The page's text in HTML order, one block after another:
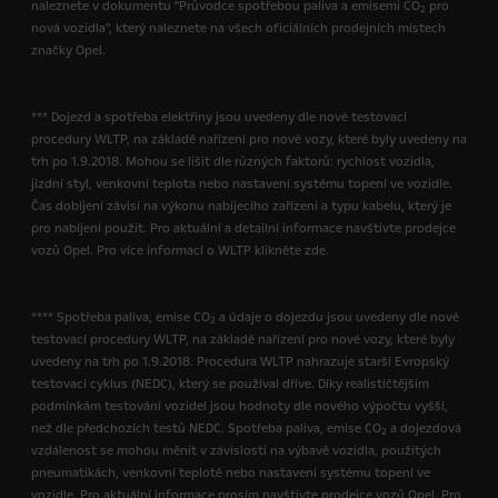
naleznete v dokumentu "Průvodce spotřebou paliva a emisemi CO2 pro
nová vozidla", který naleznete na všech oficiálních prodejních místech
značky Opel.
*** Dojezd a spotřeba elektřiny jsou uvedeny dle nové testovací
procedury WLTP, na základě nařízení pro nové vozy, které byly uvedeny na
trh po 1.9.2018. Mohou se lišit dle různých faktorů: rychlost vozidla,
jízdní styl, venkovní teplota nebo nastavení systému topení ve vozidle.
Čas dobíjení závisí na výkonu nabíjecího zařízení a typu kabelu, který je
pro nabíjení použit. Pro aktuální a detailní informace navštivte prodejce
vozů Opel. Pro více informací o WLTP klikněte zde.
**** Spotřeba paliva, emise CO2 a údaje o dojezdu jsou uvedeny dle nové
testovací procedury WLTP, na základě nařízení pro nové vozy, které byly
uvedeny na trh po 1.9.2018. Procedura WLTP nahrazuje starší Evropský
testovací cyklus (NEDC), který se používal dříve. Díky realističtějším
podmínkám testování vozidel jsou hodnoty dle nového výpočtu vyšší,
než dle předchozích testů NEDC. Spotřeba paliva, emise CO2 a dojezdová
vzdálenost se mohou měnit v závislosti na výbavě vozidla, použitých
pneumatikách, venkovní teplotě nebo nastavení systému topení ve